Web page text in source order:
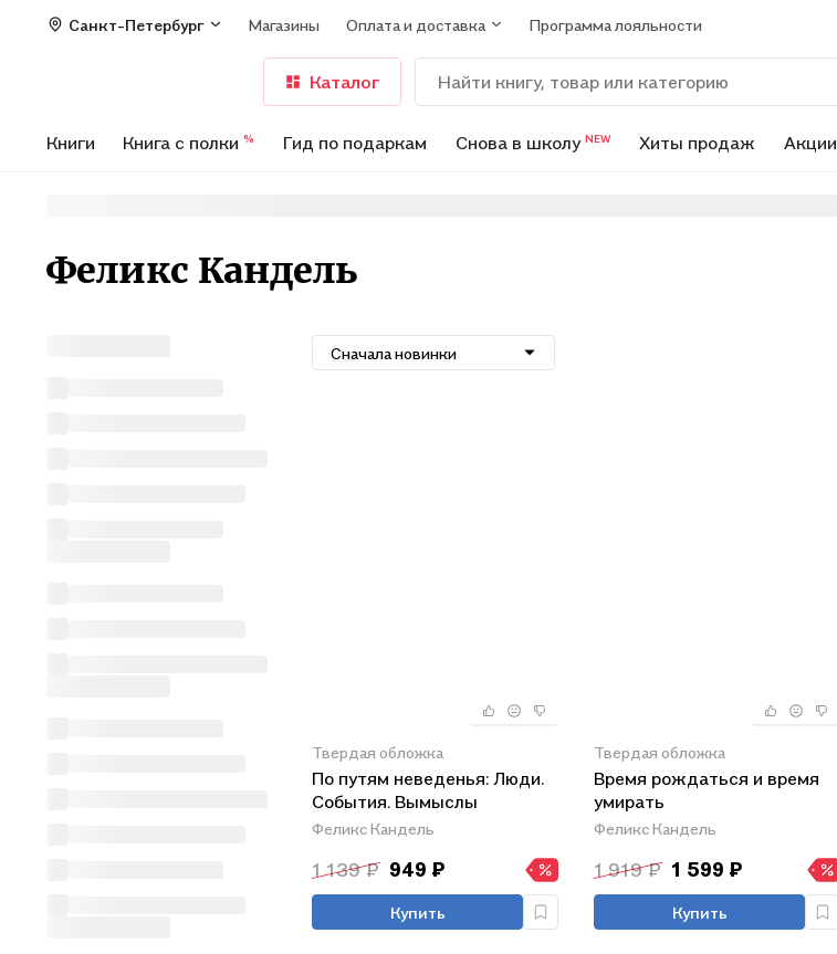
Санкт-Петербург Магазины Оплата и доставка Программа лояльности
Каталог
Книги Книга с полки % Гид по подаркам Снова в школу NEW Хиты продаж Акции
Феликс Кандель
Сначала новинки
Твердая обложка
По путям неведенья: Люди.
События. Вымыслы
Феликс Кандель
1 139 ₽ 949 ₽
Купить
Твердая обложка
Время рождаться и время
умирать
Феликс Кандель
1 919 ₽ 1 599 ₽
Купить